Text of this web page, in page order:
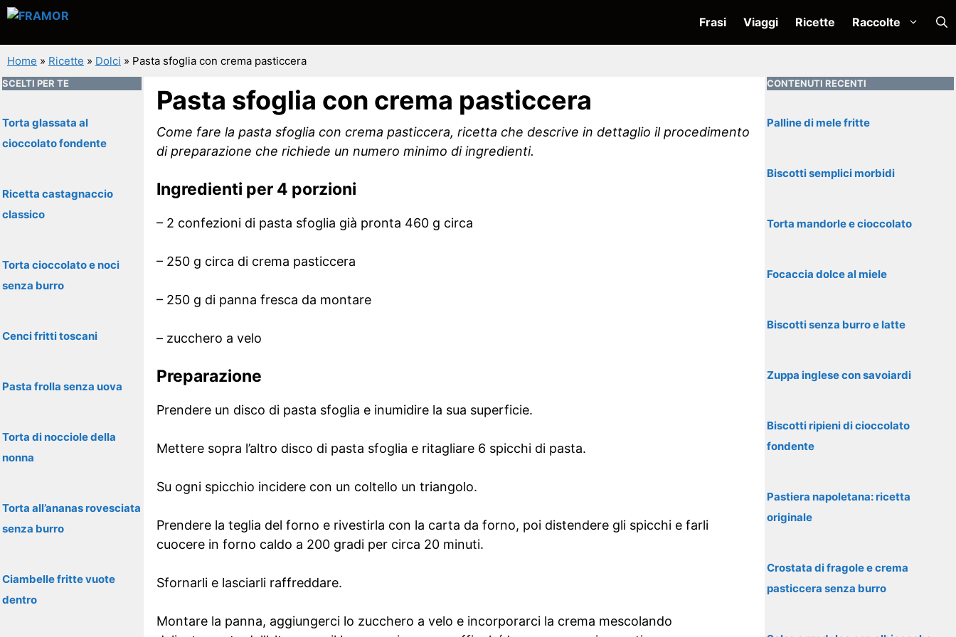
Vai
contenuto
Frasi Viaggi Ricette Raccolte
Home » Ricette » Dolci » Pasta sfoglia con crema pasticcera
Pasta sfoglia con crema pasticcera
Come fare la pasta sfoglia con crema pasticcera, ricetta che descrive in dettaglio il procedimento
di preparazione che richiede un numero minimo di ingredienti.
Ingredienti per 4 porzioni
– 2 confezioni di pasta sfoglia già pronta 460 g circa
– 250 g circa di crema pasticcera
– 250 g di panna fresca da montare
– zucchero a velo
Preparazione
Prendere un disco di pasta sfoglia e inumidire la sua superficie.
Mettere sopra l’altro disco di pasta sfoglia e ritagliare 6 spicchi di pasta.
Su ogni spicchio incidere con un coltello un triangolo.
Prendere la teglia del forno e rivestirla con la carta da forno, poi distendere gli spicchi e farli
cuocere in forno caldo a 200 gradi per circa 20 minuti.
Sfornarli e lasciarli raffreddare.
Montare la panna, aggiungerci lo zucchero a velo e incorporarci la crema mescolando
SCELTI PER TE
Torta glassata al
cioccolato fondente
Ricetta castagnaccio
classico
Torta cioccolato e noci
senza burro
Cenci fritti toscani
Pasta frolla senza uova
Torta di nocciole della
nonna
Torta all’ananas rovesciata
senza burro
Ciambelle fritte vuote
dentro
CONTENUTI RECENTI
Palline di mele fritte
Biscotti semplici morbidi
Torta mandorle e cioccolato
Focaccia dolce al miele
Biscotti senza burro e latte
Zuppa inglese con savoiardi
Biscotti ripieni di cioccolato
fondente
Pastiera napoletana: ricetta
originale
Crostata di fragole e crema
pasticcera senza burro